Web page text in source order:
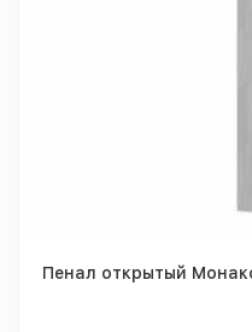
Пенал открытый